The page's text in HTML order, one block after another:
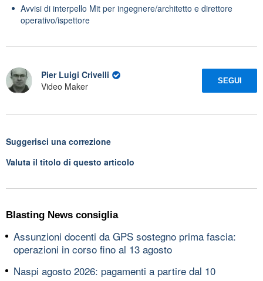
Avvisi di interpello Mit per ingegnere/architetto e direttore
operativo/ispettore
Pier Luigi Crivelli
Video Maker
SEGUI
Suggerisci una correzione
Valuta il titolo di questo articolo
Blasting News consiglia
Assunzioni docenti da GPS sostegno prima fascia:
operazioni in corso fino al 13 agosto
Naspi agosto 2026: pagamenti a partire dal 10